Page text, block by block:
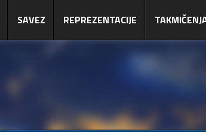
SAVEZ REPREZENTACIJE